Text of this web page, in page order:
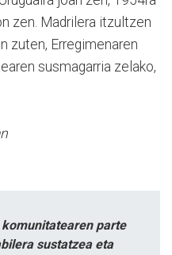
zen. Madrilera itzultzen
zuten, Erregimenaren
susmagarria zelako,
komunitatearen parte
sustatzea eta